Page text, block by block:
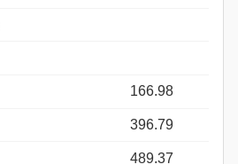
166.98
396.79
489.37